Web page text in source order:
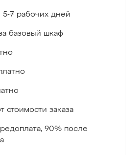
5-7 рабочих дней
базовый шкаф
стоимости заказа
90% после